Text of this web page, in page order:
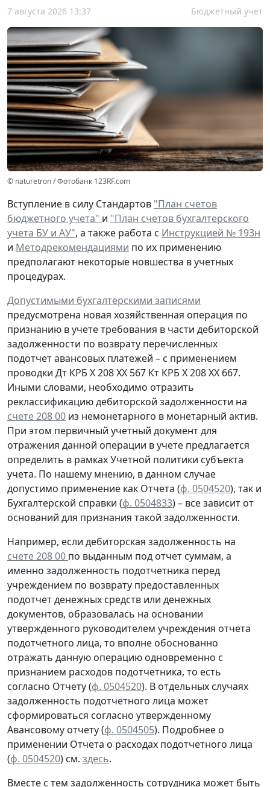
7 августа 2026 13:37 Бюджетный учет
© naturetron / Фотобанк 123RF.com
Вступление в силу Стандартов "План счетов
бюджетного учета" и "План счетов бухгалтерского
учета БУ и АУ", а также работа с Инструкцией № 193н
и Методрекомендациями по их применению
предполагают некоторые новшества в учетных
процедурах.
Допустимыми бухгалтерскими записями
предусмотрена новая хозяйственная операция по
признанию в учететребования в части дебиторской
задолженности по возврату перечисленных
подотчет авансовых платежей – с применением
проводки Дт КРБ Х 208 ХХ 567 Кт КРБ Х 208 ХХ 667.
Иными словами, необходимо отразить
реклассификацию дебиторской задолженности на
счете 208 00 из немонетарного в монетарный актив.
При этом первичный учетный документ для
отражения данной операции в учете предлагается
определить в рамках Учетной политики субъекта
учета. По нашему мнению, в данном случае
допустимо применение как Отчета (ф. 0504520), так и
Бухгалтерской справки (ф. 0504833) – все зависит от
оснований для признания такой задолженности.
Например, если дебиторская задолженность на
счете 208 00 по выданным под отчет суммам, а
именно задолженность подотчетника перед
учреждением по возврату предоставленных
подотчет денежных средств или денежных
документов, образовалась на основании
утвержденного руководителем учреждения отчета
подотчетного лица, то вполне обоснованно
отражать данную операцию одновременно с
признанием расходов подотчетника, то есть
согласно Отчету (ф. 0504520). В отдельных случаях
задолженность подотчетного лица может
сформироваться согласно утвержденному
Авансовому отчету(ф. 0504505). Подробнее о
применении Отчета о расходах подотчетного лица
(ф. 0504520) см. здесь.
Вместе с тем задолженность сотрудника может быть